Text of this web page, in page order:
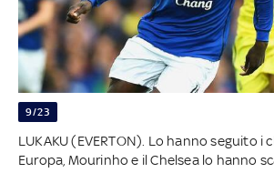
9/23
LUKAKU (EVERTON). Lo hanno seguito i
Europa, Mourinho e il Chelsea lo hanno